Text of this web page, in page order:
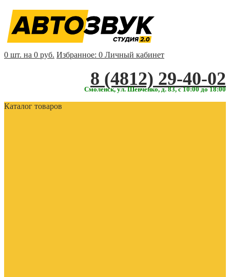
0 шт. на 0 руб. Избранное: 0 Личный кабинет
‎‎8 (4812) 29-40-02
Смоленск, ул. Шевченко, д. 83, с 10:00 до 18:00
Каталог товаров